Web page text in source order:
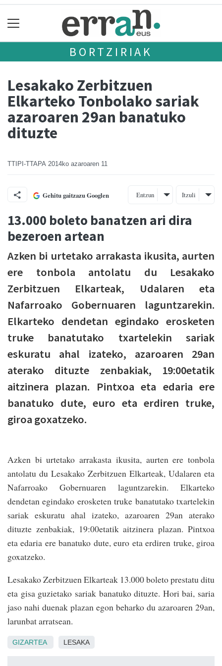
BORTZIRIAK
Lesakako Zerbitzuen
Elkarteko Tonbolako sariak
azaroaren 29an banatuko
dituzte
TTIPI-TTAPA 2014ko azaroaren 11
Gehitu gaitzazu Googlen Entzun Itzuli
13.000 boleto banatzen ari dira
bezeroen artean
Azken bi urtetako arrakasta ikusita, aurten
ere tonbola antolatu du Lesakako
Zerbitzuen Elkarteak, Udalaren eta
Nafarroako Gobernuaren laguntzarekin.
Elkarteko dendetan egindako erosketen
truke banatutako txartelekin sariak
eskuratu ahal izateko, azaroaren 29an
aterako dituzte zenbakiak, 19:00etatik
aitzinera plazan. Pintxoa eta edaria ere
banatuko dute, euro eta erdiren truke,
giroa goxatzeko.
Azken bi urtetako arrakasta ikusita, aurten ere tonbola
antolatu du Lesakako Zerbitzuen Elkarteak, Udalaren eta
Nafarroako Gobernuaren laguntzarekin. Elkarteko
dendetan egindako erosketen truke banatutako txartelekin
sariak eskuratu ahal izateko, azaroaren 29an aterako
dituzte zenbakiak, 19:00etatik aitzinera plazan. Pintxoa
eta edaria ere banatuko dute, euro eta erdiren truke, giroa
goxatzeko.
Lesakako Zerbitzuen Elkarteak 13.000 boleto prestatu ditu
eta gisa guzietako sariak banatuko dituzte. Hori bai, saria
jaso nahi duenak plazan egon beharko du azaroaren 29an,
larunbat arratsean.
GIZARTEA LESAKA